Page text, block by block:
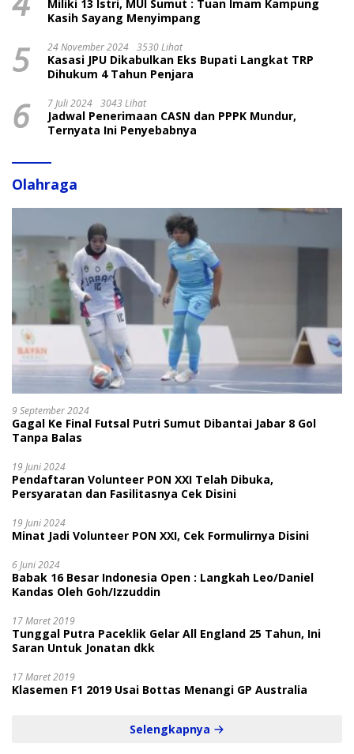
Miliki 13 Istri, MUI Sumut : Tuan Imam Kampung
Kasih Sayang Menyimpang
5 24 November 2024 3530 Lihat
Kasasi JPU Dikabulkan Eks Bupati Langkat TRP
Dihukum 4 Tahun Penjara
6 7 Juli 2024 3043 Lihat
Jadwal Penerimaan CASN dan PPPK Mundur,
Ternyata Ini Penyebabnya
Olahraga
9 September 2024
Gagal Ke Final Futsal Putri Sumut Dibantai Jabar 8 Gol
Tanpa Balas
19 Juni 2024
Pendaftaran Volunteer PON XXI Telah Dibuka,
Persyaratan dan Fasilitasnya Cek Disini
19 Juni 2024
Minat Jadi Volunteer PON XXI, Cek Formulirnya Disini
6 Juni 2024
Babak 16 Besar Indonesia Open : Langkah Leo/Daniel
Kandas Oleh Goh/Izzuddin
17 Maret 2019
Tunggal Putra Paceklik Gelar All England 25 Tahun, Ini
Saran Untuk Jonatan dkk
17 Maret 2019
Klasemen F1 2019 Usai Bottas Menangi GP Australia
Selengkapnya